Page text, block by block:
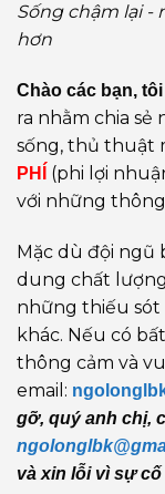
Sống chậm lại -
hơn
Chào các bạn,
ra nhằm chia
sống, thủ thuật
PHÍ
(phi lợi
với những
Mặc dù đội ngũ
dung chất
những thiếu sót
khác. Nếu có
thông cảm và
email:
gỡ, quý anh chị,
và xin lỗi vì sự cố